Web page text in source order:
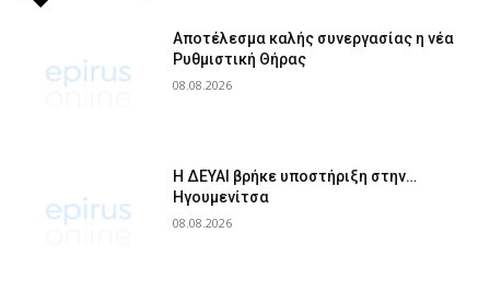
Αποτέλεσμα καλής συνεργασίας η νέα
Ρυθμιστική Θήρας
08.08.2026
Η ΔΕΥΑΙ βρήκε υποστήριξη στην…
Ηγουμενίτσα
08.08.2026